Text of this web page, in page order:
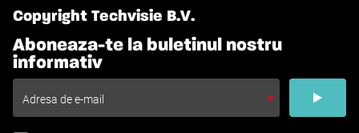
Copyright Techvisie B.V.
Aboneaza-te la buletinul nostru
informativ